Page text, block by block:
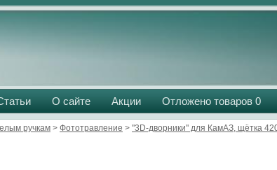
О сайте Акции Отложено товаров 0
ручкам > Фототравление > "3D-дворники" для КамАЗ, щётка